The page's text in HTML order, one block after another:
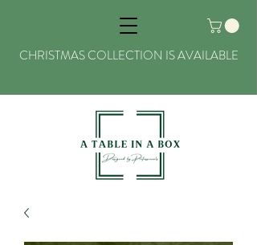
CHRISTMAS COLLECTION IS AVAILABLE